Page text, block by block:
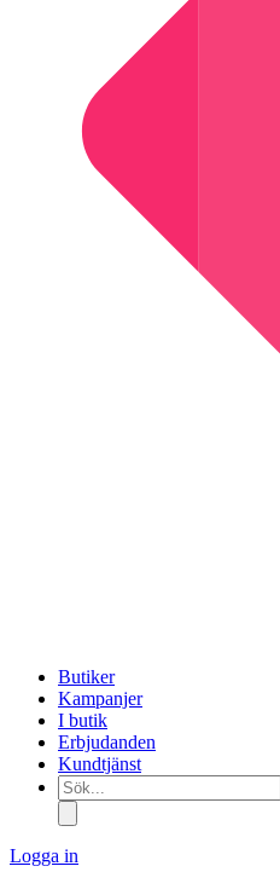
Butiker
Kampanjer
I butik
Erbjudanden
Kundtjänst
Sök...
Logga in